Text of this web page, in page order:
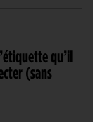
qu’il
(sans